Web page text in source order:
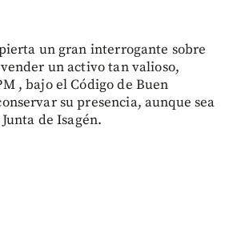
un gran interrogante sobre
un activo tan valioso,
, bajo el Código de Buen
su presencia, aunque sea
de Isagén.